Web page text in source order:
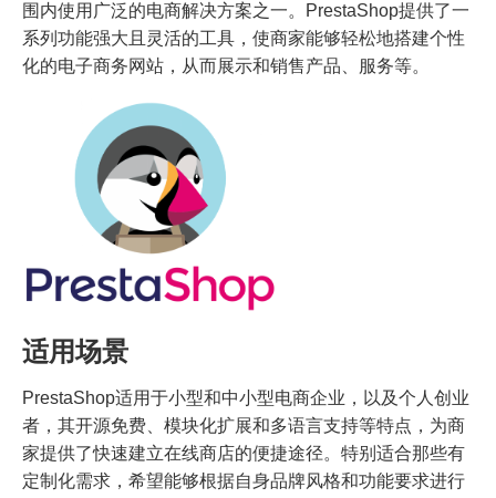
围内使用广泛的电商解决方案之一。PrestaShop提供了一
系列功能强大且灵活的工具，使商家能够轻松地搭建个性
化的电子商务网站，从而展示和销售产品、服务等。
适用场景
PrestaShop适用于小型和中小型电商企业，以及个人创业
者，其开源免费、模块化扩展和多语言支持等特点，为商
家提供了快速建立在线商店的便捷途径。特别适合那些有
定制化需求，希望能够根据自身品牌风格和功能要求进行